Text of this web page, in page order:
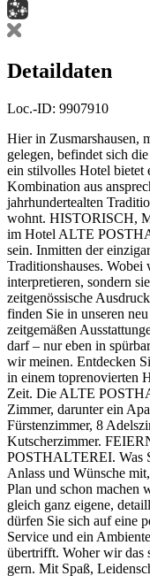
Detaildaten
Loc.-ID: 9907910
Hier in Zusmarshausen,
gelegen, befindet sich
ein stilvolles Hotel bietet
Kombination aus
jahrhundertealten
wohnt. HISTORISCH,
im Hotel ALTE
sein. Inmitten der
Traditionshauses.
interpretieren, sondern
zeitgenössische
finden Sie in unseren
zeitgemäßen
darf – nur eben in
wir meinen. Entdecken
in einem toprenovierten
Zeit. Die ALTE
Zimmer, darunter ein
Fürstenzimmer, 8
Kutscherzimmer.
POSTHALTEREI. Was
Anlass und Wünsche
Plan und schon machen
gleich ganz eigene,
dürfen Sie sich auf eine
Service und ein
übertrifft. Woher wir das
gern. Mit Spaß,